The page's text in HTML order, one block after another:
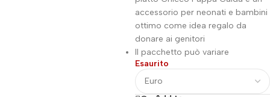
accessorio per neonati e bambini
ottimo come idea regalo da
donare ai genitori
Il pacchetto può variare
Esaurito